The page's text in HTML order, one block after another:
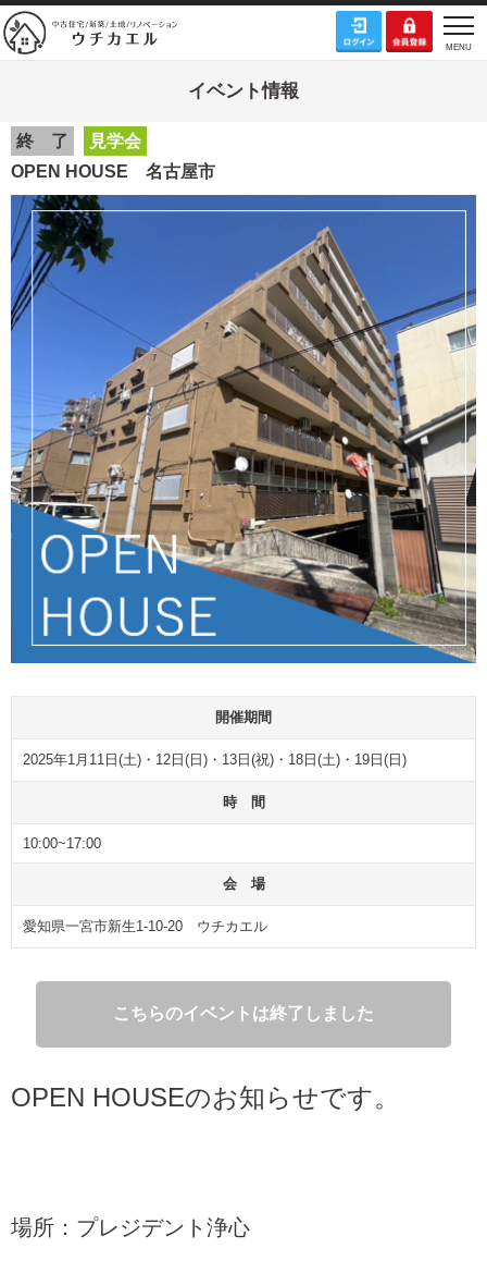
イベント情報
終 了
見学会
OPEN HOUSE 名古屋市
開催期間
2025年1月11日(土)・12日(日)・13日(祝)・18日(土)・19日(日)
時 間
10:00~17:00
会 場
愛知県一宮市新生1-10-20 ウチカエル
こちらのイベントは終了しました
OPEN HOUSEのお知らせです。
場所：プレジデント浄心